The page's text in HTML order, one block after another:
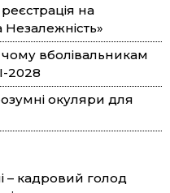
на
Незалежність»
чому вболівальникам
2028
окуляри для
– кадровий голод